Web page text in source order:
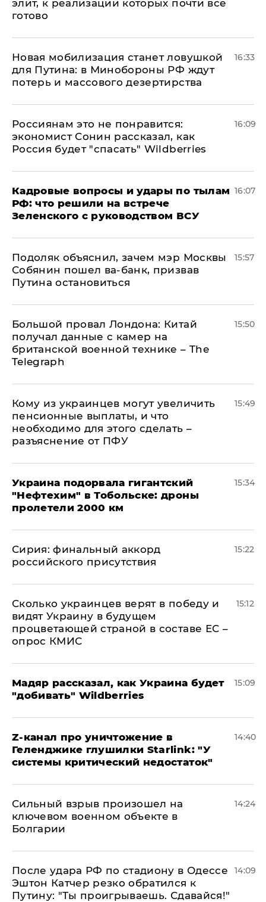
элит, к реализации которых почти все
готово
​Новая мобилизация станет ловушкой
для Путина: в Минобороны РФ ждут
потерь и массового дезертирства
16:33
Россиянам это не понравится:
экономист Сонин рассказал, как
Россия будет "спасать" Wildberries
16:09
Кадровые вопросы и удары по тылам
РФ: что решили на встрече
Зеленского с руководством ВСУ
16:07
Подоляк объяснил, зачем мэр Москвы
Собянин пошел ва-банк, призвав
Путина остановиться
15:57
Большой провал Лондона: Китай
получал данные с камер на
британской военной технике – The
Telegraph
15:50
Кому из украинцев могут увеличить
пенсионные выплаты, и что
необходимо для этого сделать –
разъяснение от ПФУ
15:49
Украина подорвала гигантский
"Нефтехим" в Тобольске: дроны
пролетели 2000 км
15:34
​Сирия: финальный аккорд
российского присутствия
15:22
Сколько украинцев верят в победу и
видят Украину в будущем
процветающей страной в составе ЕС –
опрос КМИС
15:12
Мадяр рассказал, как Украина будет
"добивать" Wildberries
15:09
Z-канал про уничтожение в
Геленджике глушилки Starlink: "У
системы критический недостаток"
14:40
Сильный взрыв произошел на
ключевом военном объекте в
Болгарии
14:24
После удара РФ по стадиону в Одессе
Эштон Катчер резко обратился к
Путину: "Ты проигрываешь. Сдавайся!"
14:09